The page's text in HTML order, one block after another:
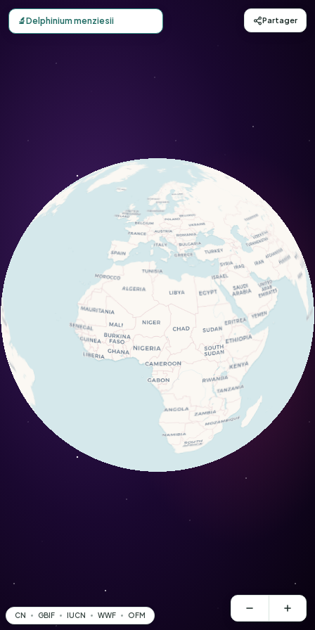
Carte d'observation du Delphinium menziesii
🔬Delphinium menziesii Partager
CN GBIF IUCN WWF OFM